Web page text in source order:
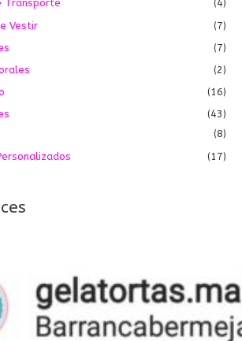
Transporte
(4)
Vestir
(7)
(7)
(2)
(16)
(43)
(8)
(17)